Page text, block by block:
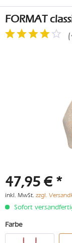
FORMAT
(
47,95 € *
inkl. MwSt. zzgl.
Sofort
Farbe